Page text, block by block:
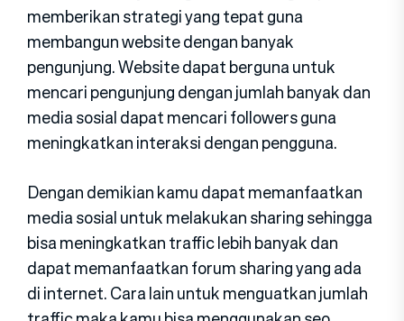
memberikan strategi yang tepat guna
membangun website dengan banyak
pengunjung. Website dapat berguna untuk
mencari pengunjung dengan jumlah banyak dan
media sosial dapat mencari followers guna
meningkatkan interaksi dengan pengguna.
Dengan demikian kamu dapat memanfaatkan
media sosial untuk melakukan sharing sehingga
bisa meningkatkan traffic lebih banyak dan
dapat memanfaatkan forum sharing yang ada
di internet. Cara lain untuk menguatkan jumlah